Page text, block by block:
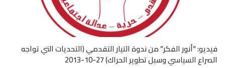
فيديو: “أنور الفكر” من ندوة التيار التقدمي (التحديات التي تواجه
الصراع السياسي وسبل تطوير الحراك) 27-10-2013